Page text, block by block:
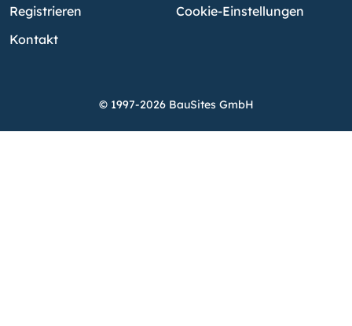
Registrieren
Kontakt
Cookie-Einstellungen
© 1997-2026 BauSites GmbH